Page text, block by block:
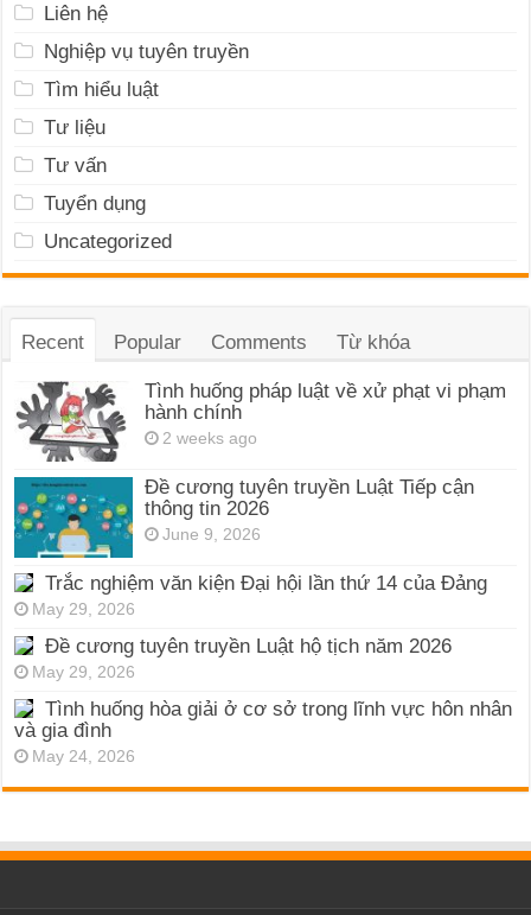
Liên hệ
Nghiệp vụ tuyên truyền
Tìm hiểu luật
Tư liệu
Tư vấn
Tuyển dụng
Uncategorized
Recent Popular Comments Từ khóa
Tình huống pháp luật về xử phạt vi phạm
hành chính
2 weeks ago
Đề cương tuyên truyền Luật Tiếp cận
thông tin 2026
June 9, 2026
Trắc nghiệm văn kiện Đại hội lần thứ 14 của Đảng
May 29, 2026
Đề cương tuyên truyền Luật hộ tịch năm 2026
May 29, 2026
Tình huống hòa giải ở cơ sở trong lĩnh vực hôn nhân
và gia đình
May 24, 2026